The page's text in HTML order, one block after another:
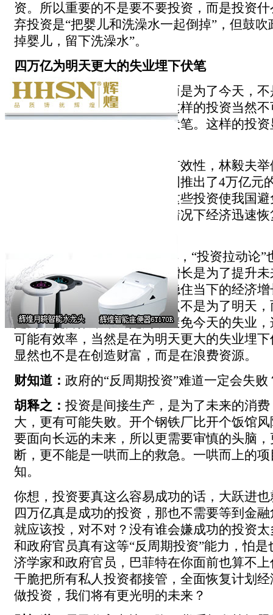
资。所以重要的不是要不要投资，而是投资
弃投资是“把婴儿和洗澡水一起倒掉”，但鼓吹
掉婴儿，留下洗澡水”。
四万亿为明天更大的失业埋下伏笔
如果出发点不是为了明天，而是为了今天，
而是为了避免今天的失业，这样的投资当然
是在为明天更大的失业埋下伏笔。这样的投
为论证政府投资的有效性，林毅夫
金融经济危机爆发之后，我国推出了4万亿元
金主要用于基础设施投资。这些投资使我国
业，在外部环境极端不利的情况下经济迅速
胡释之：
和“消费拉动论”一样，“投资拉动论
手段。投资带来当下的经济增长是为了提升
未来的消费。而不是说为了稳住当下的经济
有没有投资效率。如果出发点不是为了明天
是为了提升效率，而是为了避免今天的失业
可能有效率，当然是在为明天更大的失业埋
显然也不是在创造财富，而是在浪费资源。
财知道： 政府的“反周期投资”难道一定会失败
胡释之： 投资是间接生产，是为了未来的消
大，更有可能失败。开个钢铁厂比开个饭馆
要面向长远的未来，所以更需要审慎的头脑
断，更不能是一哄而上的救急。一哄而上的
知。
你想，投资要真这么容易成功的话，大跃进
四万亿真是成功的投资，那也不需要等到金
就应该投，对不对？没有谁会嫌成功的投资
和政府官员真有这等“反周期投资”能力，怕
济学家和政府官员，巴菲特在你面前也算不
干脆把所有私人投资都接管，全面恢复计划
做投资，我们将有更光明的未来？